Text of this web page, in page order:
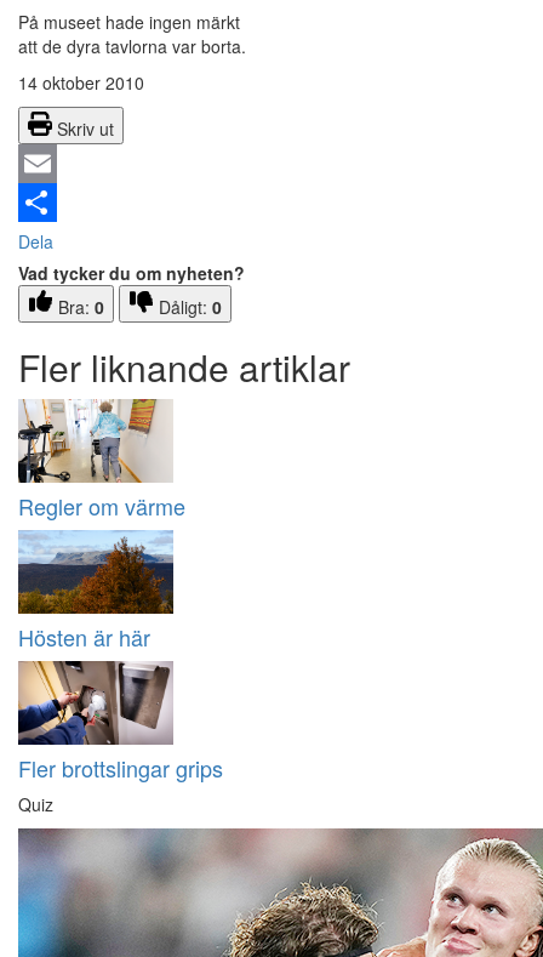
På museet hade ingen märkt
att de dyra tavlorna var borta.
14 oktober 2010
Skriv ut
Email
Dela
Vad tycker du om nyheten?
Bra: 0 Dåligt: 0
Fler liknande artiklar
Regler om värme
Hösten är här
Fler brottslingar grips
Quiz